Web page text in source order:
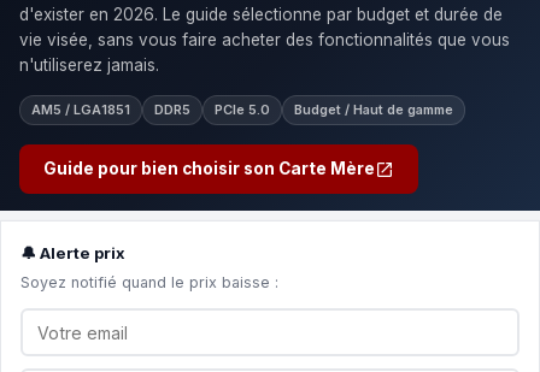
d'exister en 2026. Le guide sélectionne par budget et durée de
vie visée, sans vous faire acheter des fonctionnalités que vous
n'utiliserez jamais.
AM5 / LGA1851 DDR5 PCIe 5.0 Budget / Haut de gamme
Guide pour bien choisir son Carte Mère
🔔 Alerte prix
Soyez notifié quand le prix baisse :